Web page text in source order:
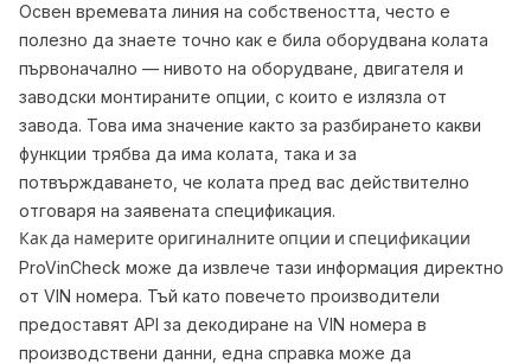
Освен времевата линия на собствеността, често е
полезно да знаете точно как е била оборудвана колата
първоначално — нивото на оборудване, двигателя и
заводски монтираните опции, с които е излязла от
завода. Това има значение както за разбирането какви
функции трябва да има колата, така и за
потвърждаването, че колата пред вас действително
отговаря на заявената спецификация.
Как да намерите оригиналните опции и спецификации
ProVinCheck може да извлече тази информация директно
от VIN номера. Тъй като повечето производители
предоставят API за декодиране на VIN номера в
производствени данни, една справка може да